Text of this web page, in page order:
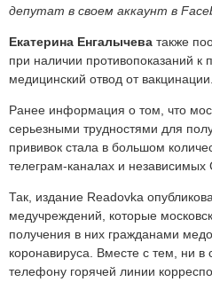
депутат в своем аккаунт в
Екатерина Енгалычева также
при наличии противопоказаний к
медицинский отвод от вакцинации.
Ранее информация о том, что
серьезными трудностями для
прививок стала в большом
телеграм-каналах и независимых
Так, издание Readovka
медучреждений, которые
получения в них гражданами
коронавируса. Вместе с тем, ни
телефону горячей линии